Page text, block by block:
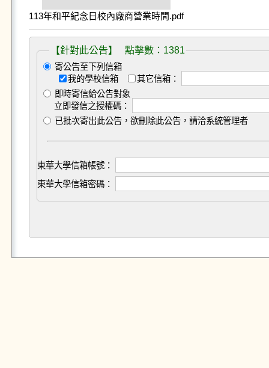
113年和平紀念日校內廠商營業時間.pdf
【針對此公告】 點擊數：1381
寄公告至下列信箱
我的學校信箱
其它信箱：
即時寄信給公告對象
立即發信之授權碼：
已批次寄出此公告，欲刪除此公告，請洽系統管理者
東華大學信箱帳號：
東華大學信箱密碼：